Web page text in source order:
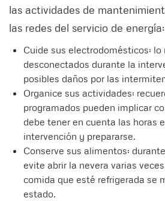
las actividades de
las redes del servicio de energía:
Cuide sus electrodomésticos: lo
desconectados durante la
posibles daños por las
Organice sus actividades:
programados pueden implicar
debe tener en cuenta las horas
intervención y prepararse.
Conserve sus alimentos:
evite abrir la nevera varias
comida que esté refrigerada se
estado.